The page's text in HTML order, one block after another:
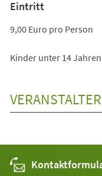
Eintritt
9,00 Euro pro Person
Kinder unter 14
VERANSTALTER